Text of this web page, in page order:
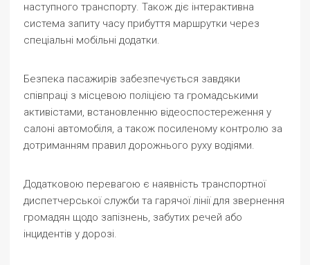
наступного транспорту. Також діє інтерактивна
система запиту часу прибуття маршрутки через
спеціальні мобільні додатки.
Безпека пасажирів забезпечується завдяки
співпраці з місцевою поліцією та громадськими
активістами, встановленню відеоспостереження у
салоні автомобіля, а також посиленому контролю за
дотриманням правил дорожнього руху водіями.
Додатковою перевагою є наявність транспортної
диспетчерської служби та гарячої лінії для звернення
громадян щодо запізнень, забутих речей або
інцидентів у дорозі.